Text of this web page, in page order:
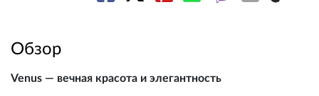
Обзор
Venus — вечная красота и элегантность